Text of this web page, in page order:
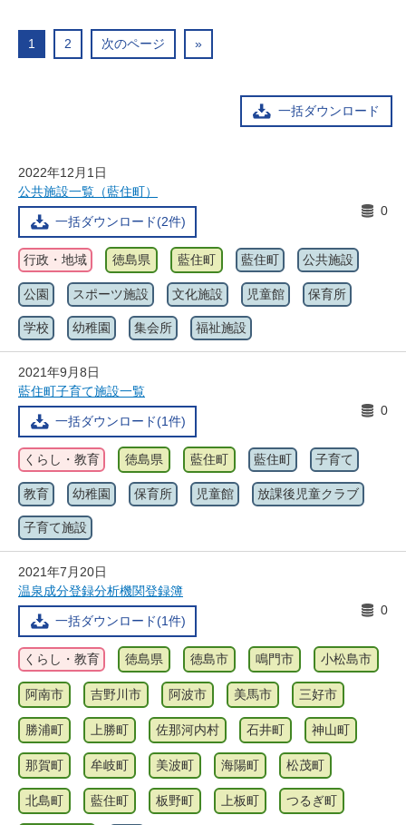
1 2 次のページ »
一括ダウンロード
2022年12月1日
公共施設一覧（藍住町）
一括ダウンロード(2件)
0
行政・地域 徳島県 藍住町 藍住町 公共施設
公園 スポーツ施設 文化施設 児童館 保育所
学校 幼稚園 集会所 福祉施設
2021年9月8日
藍住町子育て施設一覧
一括ダウンロード(1件)
0
くらし・教育 徳島県 藍住町 藍住町 子育て
教育 幼稚園 保育所 児童館 放課後児童クラブ
子育て施設
2021年7月20日
温泉成分登録分析機関登録簿
一括ダウンロード(1件)
0
くらし・教育 徳島県 徳島市 鳴門市 小松島市
阿南市 吉野川市 阿波市 美馬市 三好市
勝浦町 上勝町 佐那河内村 石井町 神山町
那賀町 牟岐町 美波町 海陽町 松茂町
北島町 藍住町 板野町 上板町 つるぎ町